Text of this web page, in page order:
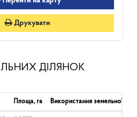
Друкувати
ДІЛЯНОК
Площа, га Використання земельної